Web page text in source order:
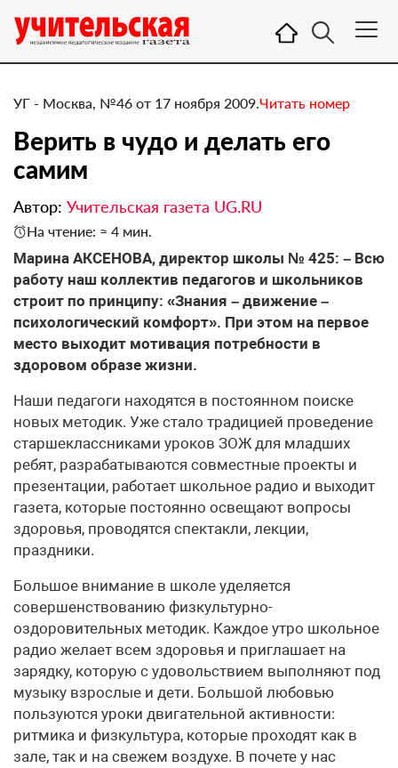
УГ - Москва, №46 от 17 ноября 2009.Читать номер
Верить в чудо и делать его
самим
Автор: Учительская газета UG.RU
На чтение: ≈ 4 мин.
Марина АКСЕНОВА, директор школы № 425: – Всю
работу наш коллектив педагогов и школьников
строит по принципу: «Знания – движение –
психологический комфорт». При этом на первое
место выходит мотивация потребности в
здоровом образе жизни.
Наши педагоги находятся в постоянном поиске
новых методик. Уже стало традицией проведение
старшеклассниками уроков ЗОЖ для младших
ребят, разрабатываются совместные проекты и
презентации, работает школьное радио и выходит
газета, которые постоянно освещают вопросы
здоровья, проводятся спектакли, лекции,
праздники.
Большое внимание в школе уделяется
совершенствованию физкультурно-
оздоровительных методик. Каждое утро школьное
радио желает всем здоровья и приглашает на
зарядку, которую с удовольствием выполняют под
музыку взрослые и дети. Большой любовью
пользуются уроки двигательной активности:
ритмика и физкультура, которые проходят как в
зале, так и на свежем воздухе. В почете у нас